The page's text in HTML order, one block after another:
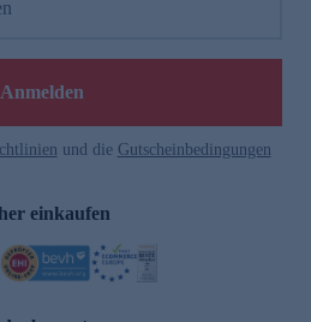
Anmelden
und die Gutscheinbedingungen
einkaufen